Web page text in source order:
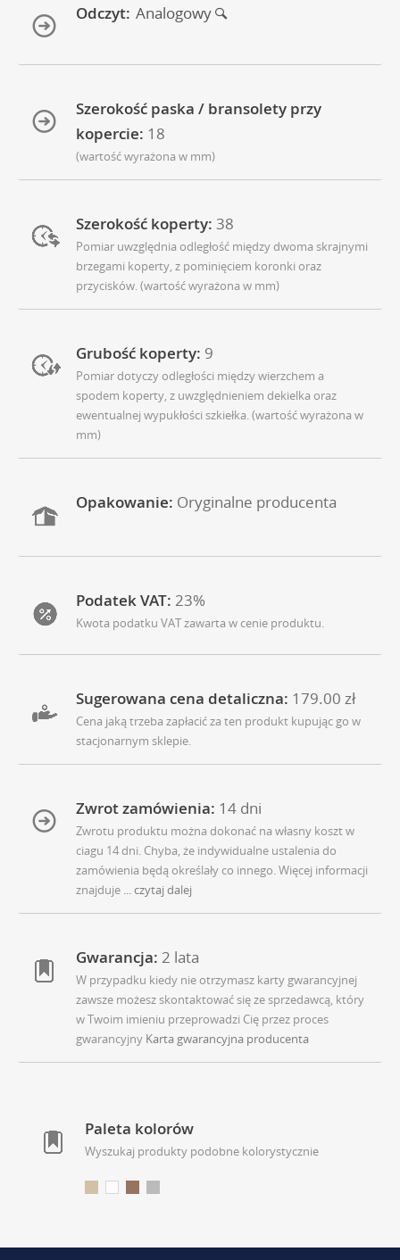
Odczyt: Analogowy
Szerokość paska / bransolety przy
kopercie: 18
(wartość wyrażona w mm)
Szerokość koperty: 38
Pomiar uwzględnia odległość między dwoma skrajnymi
brzegami koperty, z pominięciem koronki oraz
przycisków. (wartość wyrażona w mm)
Grubość koperty: 9
Pomiar dotyczy odległości między wierzchem a
spodem koperty, z uwzględnieniem dekielka oraz
ewentualnej wypukłości szkiełka. (wartość wyrażona w
mm)
Opakowanie: Oryginalne producenta
Podatek VAT: 23%
Kwota podatku VAT zawarta w cenie produktu.
Sugerowana cena detaliczna: 179.00 zł
Cena jaką trzeba zapłacić za ten produkt kupując go w
stacjonarnym sklepie.
Zwrot zamówienia: 14 dni
Zwrotu produktu można dokonać na własny koszt w
ciagu 14 dni. Chyba, że indywidualne ustalenia do
zamówienia będą określały co innego. Więcej informacji
znajduje ... czytaj dalej
Gwarancja: 2 lata
W przypadku kiedy nie otrzymasz karty gwarancyjnej
zawsze możesz skontaktować się ze sprzedawcą, który
w Twoim imieniu przeprowadzi Cię przez proces
gwarancyjny Karta gwarancyjna producenta
Paleta kolorów
Wyszukaj produkty podobne kolorystycznie